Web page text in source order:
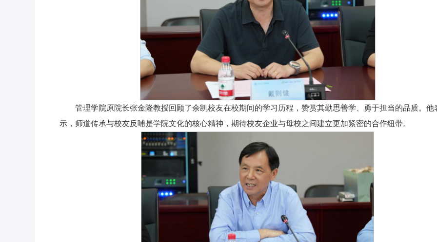
管理学院原院长张金隆教授回顾了余凯校友在校期间的学习历程，赞赏其勤思善学、勇于担当的品质。他
示，师道传承与校友反哺是学院文化的核心精神，期待校友企业与母校之间建立更加紧密的合作纽带。